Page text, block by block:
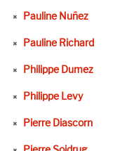
Pauline Nuñez
Pauline Richard
Philippe Dumez
Philippe Levy
Pierre Diascorn